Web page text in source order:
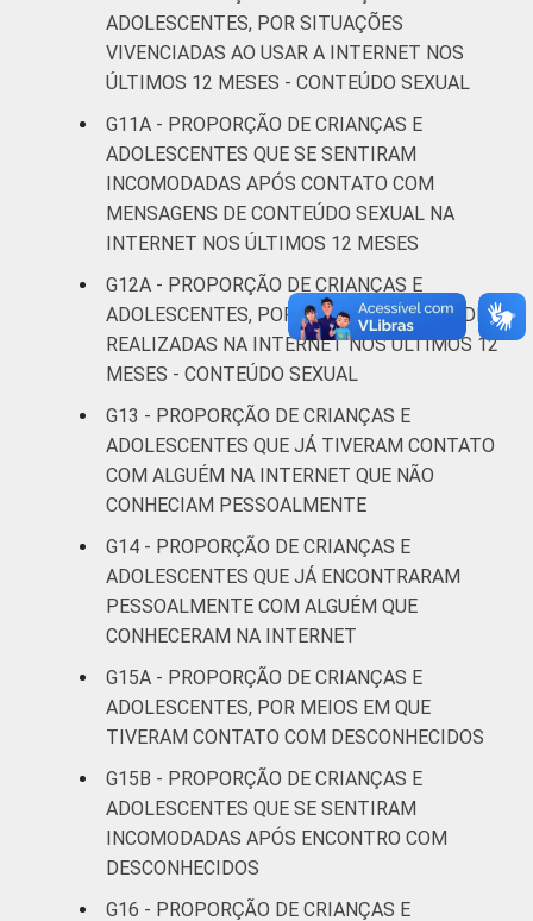
Mais de 2
SM até 3 SM
18
Mais de 3
SM
CLASSE
SOCIAL 2008
AB 31
C 20
DE
SOCIAL 2015
C 21
DE
Base: 19.510.697 usuários de Internet de 11
a 17 anos. Respostas múltiplas e
estimuladas. Dados coletados entre
coletados por meio de questionários de
autopreenchimento.
Publicação dos dados em: 10/10/2016.
Correção dos dados em: 28/10/2016. Mais
informações em:
https://cetic.br/noticia/cetic-br-informa-
correcao-dos-resultados-da-pesquisa-tic-
ADOLESCENTES, POR SITUAÇÕES
VIVENCIADAS AO USAR A INTERNET NOS
ÚLTIMOS 12 MESES - CONTEÚDO SEXUAL
G11A - PROPORÇÃO DE CRIANÇAS E
ADOLESCENTES QUE SE SENTIRAM
INCOMODADAS APÓS CONTATO COM
MENSAGENS DE CONTEÚDO SEXUAL NA
INTERNET NOS ÚLTIMOS 12 MESES
G12A - PROPORÇÃO DE CRIANÇAS E
ADOLESCENTES, POR TIPOS DE ATIVIDADES
REALIZADAS NA INTERNET NOS ÚLTIMOS 12
MESES - CONTEÚDO SEXUAL
G13 - PROPORÇÃO DE CRIANÇAS E
ADOLESCENTES QUE JÁ TIVERAM CONTATO
COM ALGUÉM NA INTERNET QUE NÃO
CONHECIAM PESSOALMENTE
G14 - PROPORÇÃO DE CRIANÇAS E
ADOLESCENTES QUE JÁ ENCONTRARAM
PESSOALMENTE COM ALGUÉM QUE
CONHECERAM NA INTERNET
G15A - PROPORÇÃO DE CRIANÇAS E
ADOLESCENTES, POR MEIOS EM QUE
TIVERAM CONTATO COM DESCONHECIDOS
G15B - PROPORÇÃO DE CRIANÇAS E
ADOLESCENTES QUE SE SENTIRAM
INCOMODADAS APÓS ENCONTRO COM
DESCONHECIDOS
G16 - PROPORÇÃO DE CRIANÇAS E